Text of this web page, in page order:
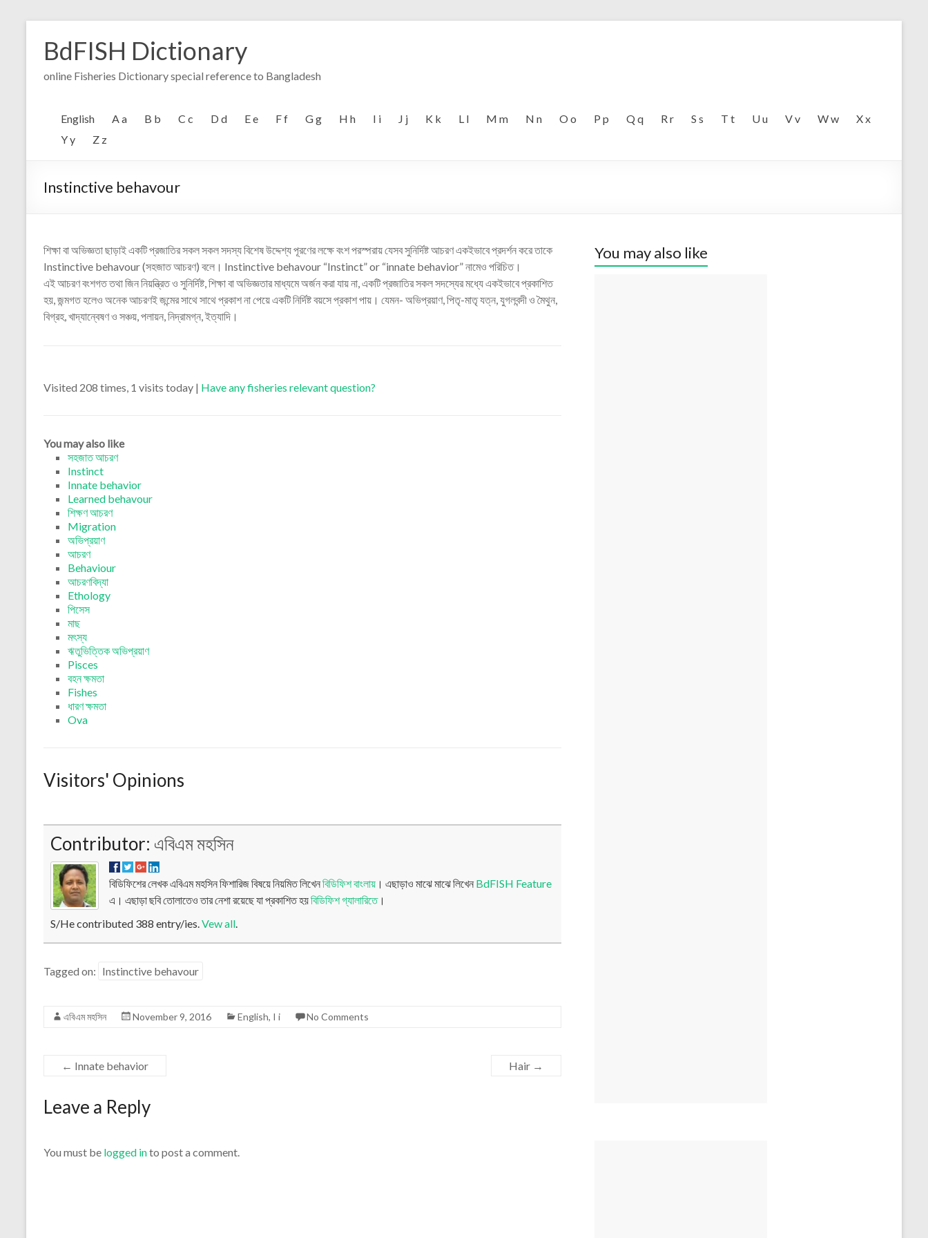
contentBdFISH Dictionary
online Fisheries Dictionary special reference to Bangladesh
English A a B b C c D d E e F f G g H h I i J j K k L l M m N n O o P p Q q R r S s T t U u V v W w
X x
Y y
Z z
Instinctive behavour
শিক্ষা বা অভিজ্ঞতা ছাড়াই একটি প্রজাতির সকল সকল সদস্য বিশেষ উদ্দেশ্য পূরণের লক্ষে বংশ পরস্পরায় যেসব সুনির্দিষ্ট আচরণ একইভাবে প্রদর্শন করে তাকে
Instinctive behavour (সহজাত আচরণ) বলে। Instinctive behavour “Instinct” or “innate behavior” নামেও পরিচিত।
এই আচরণ বংশগত তথা জিন নিয়ন্ত্রিত ও সুনির্দিষ্ট, শিক্ষা বা অভিজ্ঞতার মাধ্যমে অর্জন করা যায় না, একটি প্রজাতির সকল সদস্যের মধ্যে একইভাবে প্রকাশিত
হয়, জন্মগত হলেও অনেক আচরণই জন্মের সাথে সাথে প্রকাশ না পেয়ে একটি নির্দিষ্ট বয়সে প্রকাশ পায়। যেমন- অভিপ্রয়াণ, পিতৃ-মাতৃ যত্ন, যুগলবন্দী ও মৈথুন,
বিগ্রহ, খাদ্যান্বেষণ ও সঞ্চয়, পলায়ন, নিদ্রামগ্ন, ইত্যাদি।
Visited 208 times, 1 visits today | Have any fisheries relevant question?
You may also like
সহজাত আচরণ
Instinct
Innate behavior
Learned behavour
শিক্ষণ আচরণ
Migration
অভিপ্রয়াণ
আচরণ
Behaviour
আচরণবিদ্যা
Ethology
পিসেস
মাছ
মৎস্য
ঋতুভিত্তিক অভিপ্রয়াণ
Pisces
বহন ক্ষমতা
Fishes
ধারণ ক্ষমতা
Ova
Visitors' Opinions
Contributor: এবিএম মহসিন
বিডিফিশের লেখক এবিএম মহসিন ফিশারিজ বিষয়ে নিয়মিত লিখেনবিডিফিশ বাংলায় । এছাড়াও মাঝে মাঝে লিখেন BdFISH Feature
এ। এছাড়া ছবি তোলাতেও তার নেশা রয়েছে যা প্রকাশিত হয়বিডিফিশ গ্যালারিতে।
S/He contributed 388 entry/ies.Vew all.
Tagged on: Instinctive behavour
এবিএম মহসিন November 9, 2016 English, I i No Comments
← Innate behavior Hair →
Leave a Reply
You must be logged into post a comment.
You may also like